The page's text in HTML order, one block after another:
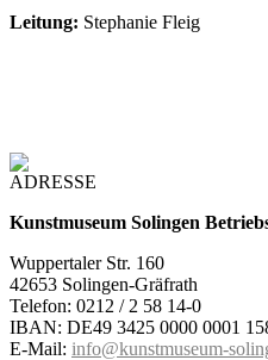
Leitung: Stephanie Fleig
ADRESSE
Kunstmuseum Solingen
Wuppertaler Str. 160
42653 Solingen-Gräfrath
Telefon: 0212 / 2 58 14-0
IBAN: DE49 3425 0000 0001
E-Mail: info@kunstmuseum-